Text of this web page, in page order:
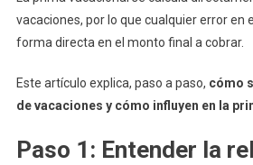
vacaciones, por lo que cualquier error en
forma directa en el monto final a cobrar.
Este artículo explica, paso a paso, cómo
de vacaciones y cómo influyen en la
Paso 1: Entender la